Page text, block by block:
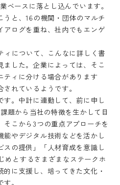
ベースに落とし込んでいます。
と、16の機関・団体のマルチ
アログを重ね、社内でもエンゲ
ィについて、こんなに詳しく書
ました。企業によっては、そこ
ティに分ける場合があります
れているようです。
す。中計に連動して、前に申し
題から当社の特徴を生かして目
こから3つの重点アプローチを
能やデジタル技術などを活かし
スの提供」「人材育成を意識し
めとするさまざまなステークホ
に支援し、培ってきた文化・
。